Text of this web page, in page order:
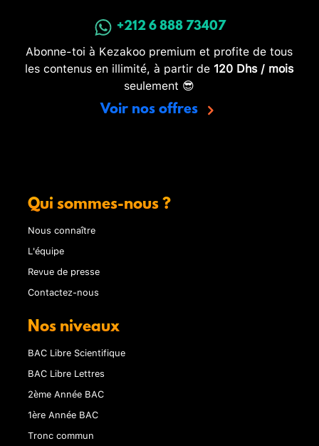
+212 6 888 73407
Abonne-toi à Kezakoo premium et profite de tous
les contenus en illimité, à partir de 120 Dhs / mois
seulement 😎
Voir nos offres
Qui sommes-nous ?
Nous connaître
L'équipe
Revue de presse
Contactez-nous
Nos niveaux
BAC Libre Scientifique
BAC Libre Lettres
2ème Année BAC
1ère Année BAC
Tronc commun